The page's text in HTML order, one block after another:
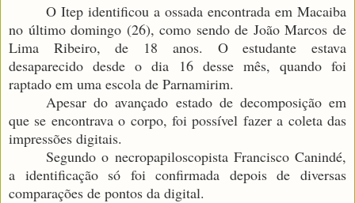
O Itep identificou a ossada encontrada em Macaiba
no último domingo (26), como sendo de João Marcos de
Lima Ribeiro, de 18 anos. O estudante estava
desaparecido desde o dia 16 desse mês, quando foi
raptado em uma escola de Parnamirim.
Apesar do avançado estado de decomposição em
que se encontrava o corpo, foi possível fazer a coleta das
impressões digitais.
Segundo o necropapiloscopista Francisco Canindé,
a identificação só foi confirmada depois de diversas
comparações de pontos da digital.